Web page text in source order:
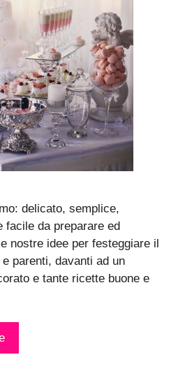
delicato, semplice,
facile da preparare ed
nostre idee per festeggiare il
parenti, davanti ad un
e tante ricette buone e